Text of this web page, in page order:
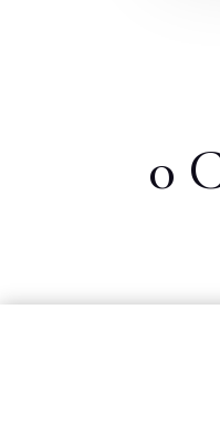
0